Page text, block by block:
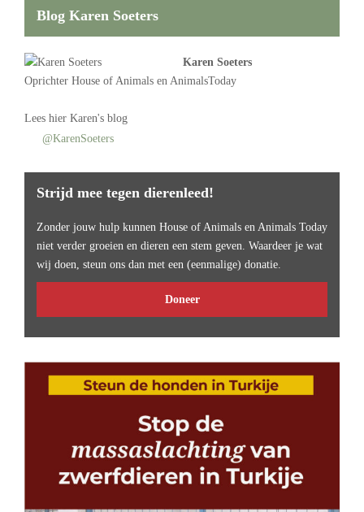
Blog Karen Soeters
Karen Soeters
Oprichter House of Animals en AnimalsToday
Lees hier Karen's blog
@KarenSoeters
Strijd mee tegen dierenleed!
Zonder jouw hulp kunnen House of Animals en Animals Today
niet verder groeien en dieren een stem geven. Waardeer je wat
wij doen, steun ons dan met een (eenmalige) donatie.
Doneer